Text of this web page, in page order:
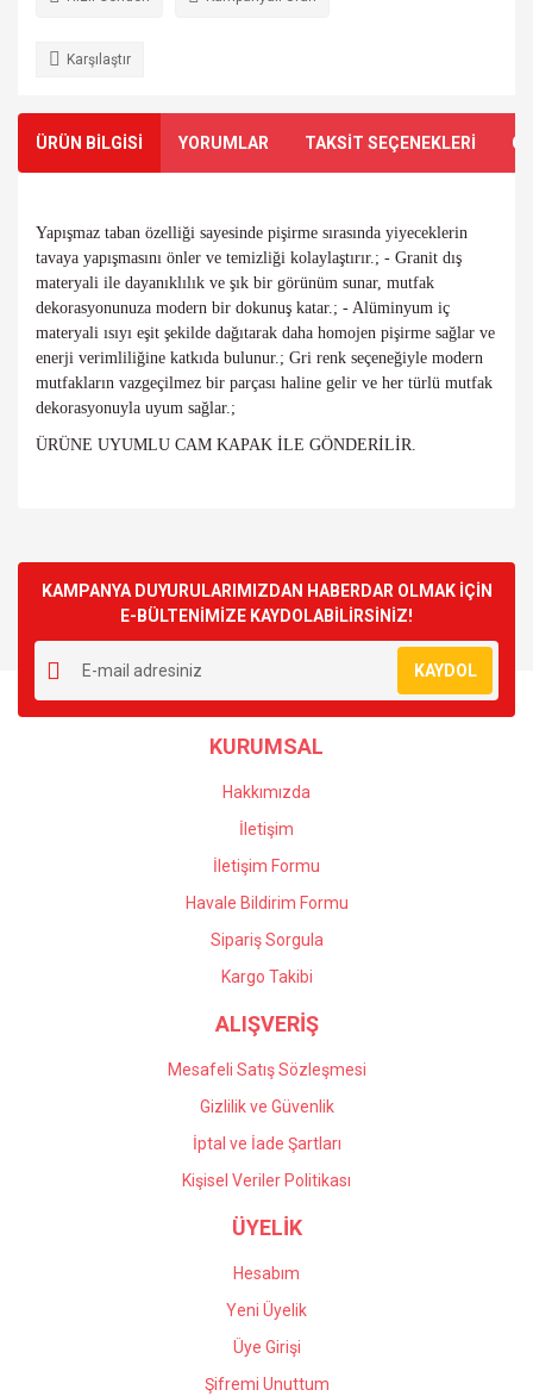
Karşılaştır
ÜRÜN BİLGİSİ YORUMLAR TAKSİT SEÇENEKLERİ
Yapışmaz taban özelliği sayesinde pişirme sırasında yiyeceklerin
tavaya yapışmasını önler ve temizliği kolaylaştırır.; - Granit dış
materyali ile dayanıklılık ve şık bir görünüm sunar, mutfak
dekorasyonunuza modern bir dokunuş katar.; - Alüminyum iç
materyali ısıyı eşit şekilde dağıtarak daha homojen pişirme sağlar ve
enerji verimliliğine katkıda bulunur.; Gri renk seçeneğiyle modern
mutfakların vazgeçilmez bir parçası haline gelir ve her türlü mutfak
dekorasyonuyla uyum sağlar.;
ÜRÜNE UYUMLU CAM KAPAK İLE GÖNDERİLİR.
Yorum Yaz
kullanarak tarafımıza iletebilirsiniz.
Görüş ve önerileriniz için teşekkür ederiz.
Ürün resmi kalitesiz, bozuk veya görüntülenemiyor.
Ürün açıklamasında eksik bilgiler bulunuyor.
Ürün bilgilerinde hatalar bulunuyor.
Ürün fiyatı diğer sitelerden daha pahalı.
Gönder
KAMPANYA DUYURULARIMIZDAN HABERDAR OLMAK İÇİN
E-BÜLTENİMİZE KAYDOLABİLİRSİNİZ!
KAYDOL
KURUMSAL
Hakkımızda
İletişim
İletişim Formu
Havale Bildirim Formu
Sipariş Sorgula
Kargo Takibi
ALIŞVERİŞ
Mesafeli Satış Sözleşmesi
Gizlilik ve Güvenlik
İptal ve İade Şartları
Kişisel Veriler Politikası
ÜYELİK
Hesabım
Yeni Üyelik
Üye Girişi
Şifremi Unuttum